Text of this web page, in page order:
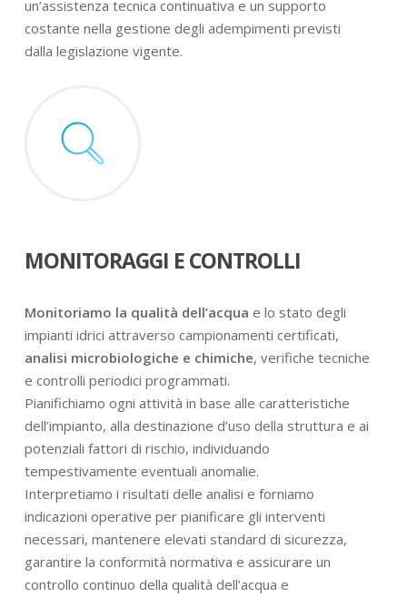
un’assistenza tecnica continuativa e un supporto
costante nella gestione degli adempimenti previsti
dalla legislazione vigente.
MONITORAGGI E CONTROLLI
Monitoriamo la qualità dell’acqua e lo stato degli
impianti idrici attraverso campionamenti certificati,
analisi microbiologiche e chimiche, verifiche tecniche
e controlli periodici programmati.
Pianifichiamo ogni attività in base alle caratteristiche
dell’impianto, alla destinazione d’uso della struttura e ai
potenziali fattori di rischio, individuando
tempestivamente eventuali anomalie.
Interpretiamo i risultati delle analisi e forniamo
indicazioni operative per pianificare gli interventi
necessari, mantenere elevati standard di sicurezza,
garantire la conformità normativa e assicurare un
controllo continuo della qualità dell’acqua e